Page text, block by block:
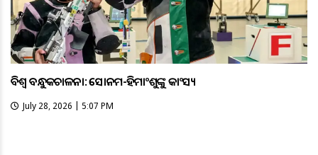
ବିଶ୍ବ ବନ୍ଧୁକଚାଳନା: ସୋନମ-ହିମାଂଶୁଙ୍କୁ କାଂସ୍ୟ
July 28, 2026 | 5:07 PM